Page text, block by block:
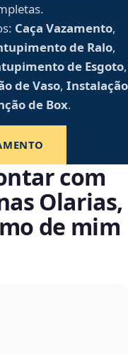
Caça Vazamento,
de Ralo,
de Esgoto,
de Vaso, Instalação
de Box.
com
Olarias,
de mim